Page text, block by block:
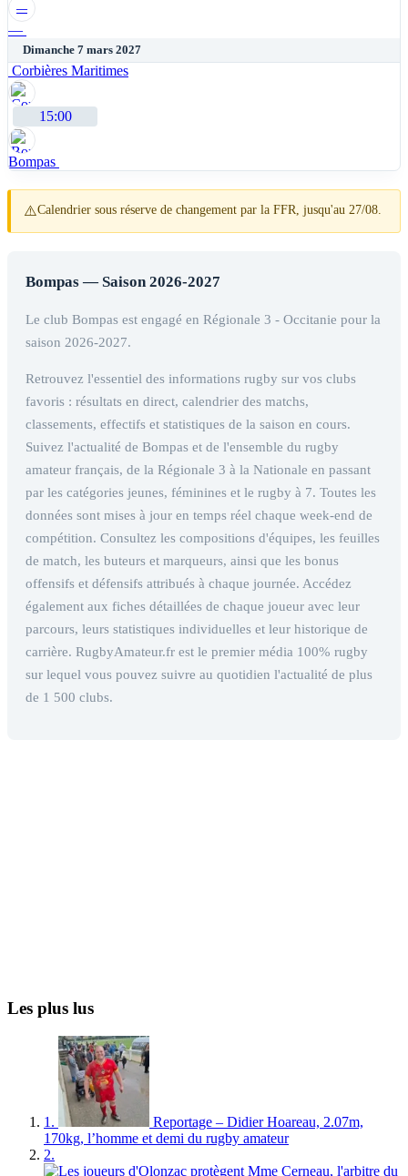
—
—
Dimanche 7 mars 2027
Corbières Maritimes
15:00
Bompas
⚠️Calendrier sous réserve de changement par la FFR, jusqu'au 27/08.
Bompas — Saison 2026-2027
Le club Bompas est engagé en Régionale 3 - Occitanie pour la
saison 2026-2027.
Retrouvez l'essentiel des informations rugby sur vos clubs
favoris : résultats en direct, calendrier des matchs,
classements, effectifs et statistiques de la saison en cours.
Suivez l'actualité de Bompas et de l'ensemble du rugby
amateur français, de la Régionale 3 à la Nationale en passant
par les catégories jeunes, féminines et le rugby à 7. Toutes les
données sont mises à jour en temps réel chaque week-end de
compétition. Consultez les compositions d'équipes, les feuilles
de match, les buteurs et marqueurs, ainsi que les bonus
offensifs et défensifs attribués à chaque journée. Accédez
également aux fiches détaillées de chaque joueur avec leur
parcours, leurs statistiques individuelles et leur historique de
carrière. RugbyAmateur.fr est le premier média 100% rugby
sur lequel vous pouvez suivre au quotidien l'actualité de plus
de 1 500 clubs.
Les plus lus
1.
Reportage – Didier Hoareau, 2.07m,
170kg, l’homme et demi du rugby amateur
2.